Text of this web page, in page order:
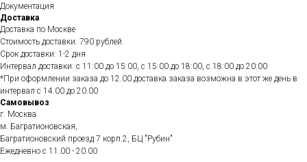
Документация
Доставка
Доставка по Москве
Стоимость доставки: 790 рублей
Срок доставки: 1-2 дня
Интервал доставки: с 11:00 до 15:00, с 15:00 до 18:00, с 18:00 до 20:00
*При оформлении заказа до 12.00 доставка заказа возможна в этот же день в
интервал с 14.00 до 20.00
Самовывоз
г. Москва
м. Багратионовская,
Багратионовский проезд 7 корп.2, БЦ "Рубин"
Ежедневно c 11.00 - 20.00